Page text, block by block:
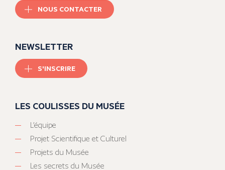
NOUS CONTACTER
NEWSLETTER
S'INSCRIRE
LES COULISSES DU MUSÉE
L’équipe
Projet Scientifique et Culturel
Projets du Musée
Les secrets du Musée